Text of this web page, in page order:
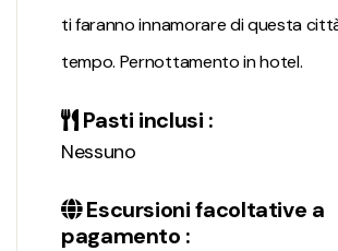
ti faranno innamorare di questa
tempo. Pernottamento in hotel.
Pasti inclusi :
Nessuno
Escursioni facoltative a
pagamento :